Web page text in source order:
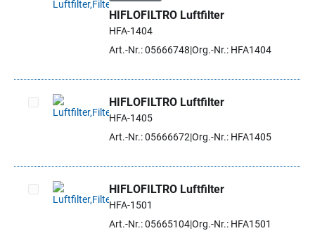
Artikel auswählen
HIFLOFILTRO Luftfilter
HFA-1404
Art.-Nr.: 05666748 Org.-Nr.: HFA1404
Artikel auswählen
HIFLOFILTRO Luftfilter
HFA-1405
Art.-Nr.: 05666672 Org.-Nr.: HFA1405
Artikel auswählen
HIFLOFILTRO Luftfilter
HFA-1501
Art.-Nr.: 05665104Org.-Nr.: HFA1501